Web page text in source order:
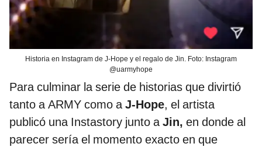
Historia en Instagram de J-Hope y el regalo de Jin. Foto: Instagram
@uarmyhope
Para culminar la serie de historias que divirtió
tanto a ARMY como aJ-Hope, el artista
publicó una Instastory junto aJin, en donde al
parecer sería el momento exacto en que